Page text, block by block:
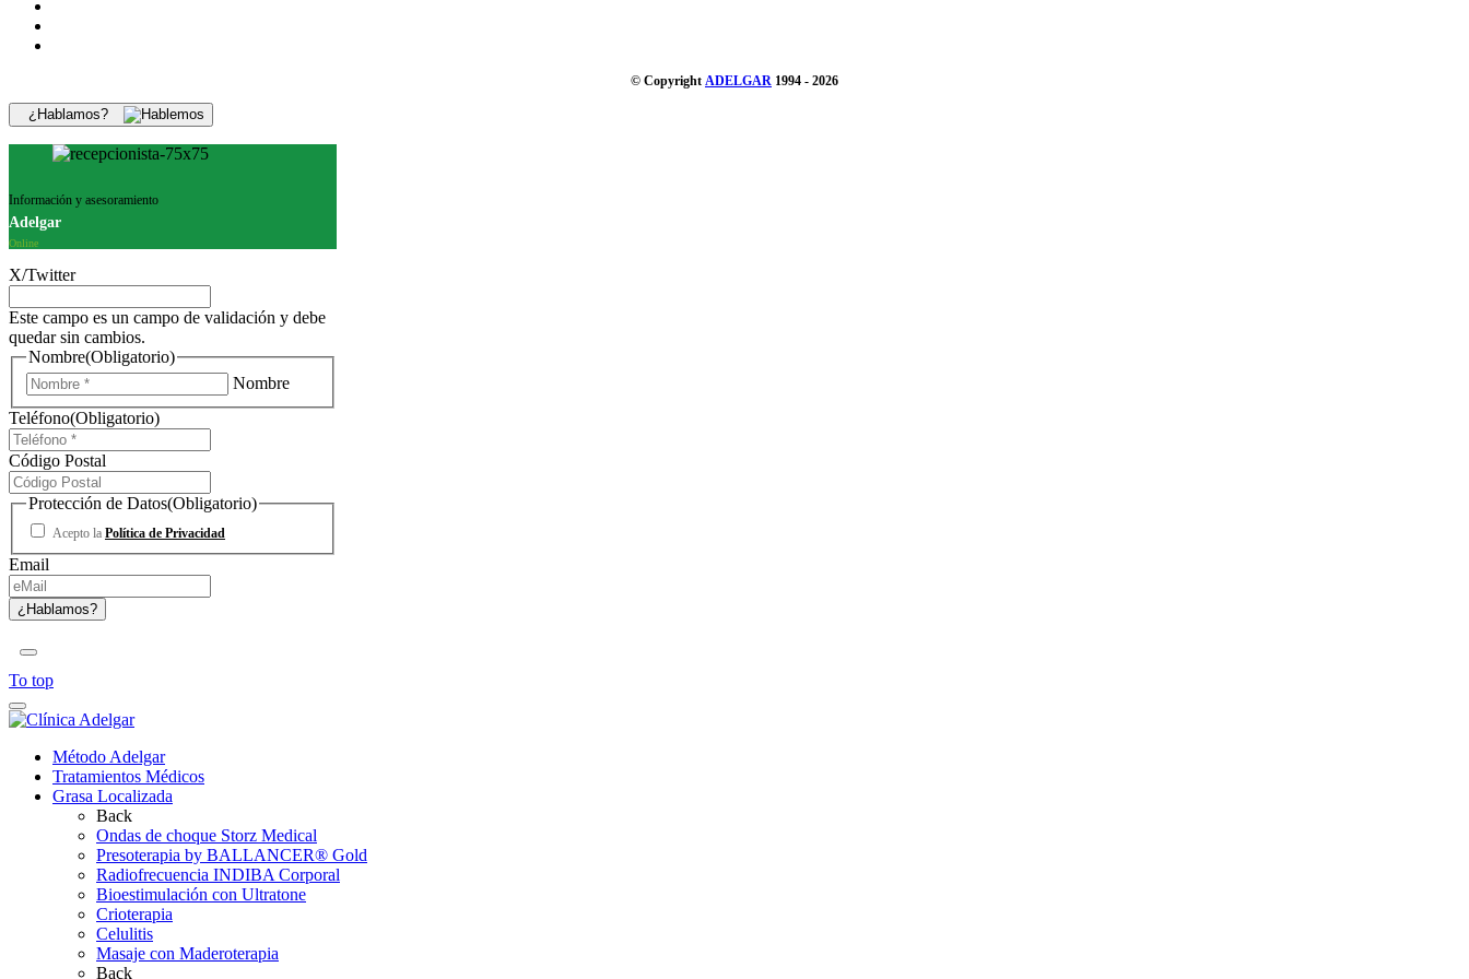
© Copyright ADELGAR 1994 - 2026
¿Hablamos?
Información y asesoramiento
Adelgar
Online
X/Twitter
Este campo es un campo de validación y debe
quedar sin cambios.
Nombre(Obligatorio)
Nombre
Teléfono(Obligatorio)
Código Postal
Protección de Datos(Obligatorio)
Acepto la Política de Privacidad
Email
To top
Método Adelgar
Tratamientos Médicos
Grasa Localizada
Back
Ondas de choque Storz Medical
Presoterapia by BALLANCER® Gold
Radiofrecuencia INDIBA Corporal
Bioestimulación con Ultratone
Crioterapia
Celulitis
Masaje con Maderoterapia
Back